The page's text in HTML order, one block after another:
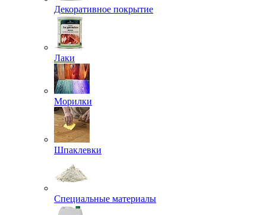
Декоративное покрытие
Лаки
Морилки
Шпаклевки
Специальные материалы